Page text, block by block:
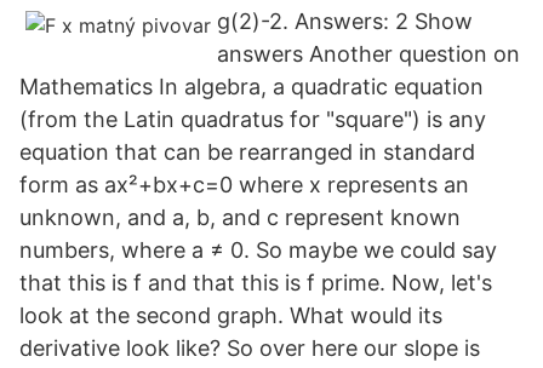
g(2)-2. Answers: 2 Show
answers Another question on
Mathematics In algebra, a quadratic equation
(from the Latin quadratus for "square") is any
equation that can be rearranged in standard
form as ax²+bx+c=0 where x represents an
unknown, and a, b, and c represent known
numbers, where a ≠ 0. So maybe we could say
that this is f and that this is f prime. Now, let's
look at the second graph. What would its
derivative look like? So over here our slope is